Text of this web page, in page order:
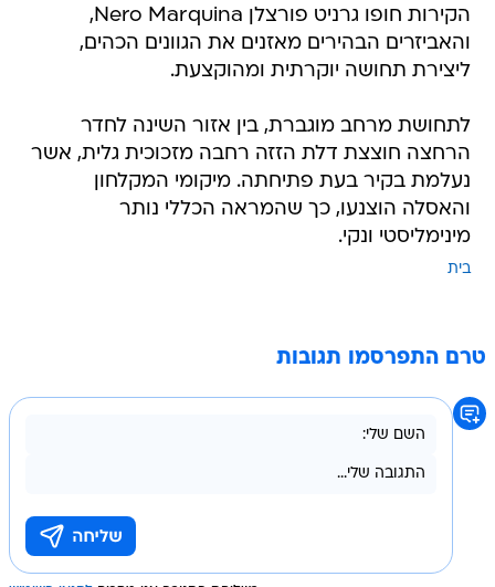
הקירות חופו גרניט פורצלן Nero Marquina,
והאביזרים הבהירים מאזנים את הגוונים הכהים,
ליצירת תחושה יוקרתית ומהוקצעת.
לתחושת מרחב מוגברת, בין אזור השינה לחדר
הרחצה חוצצת דלת הזזה רחבה מזכוכית גלית, אשר
נעלמת בקיר בעת פתיחתה. מיקומי המקלחון
והאסלה הוצנעו, כך שהמראה הכללי נותר
מינימליסטי ונקי.
בית
טרם התפרסמו תגובות